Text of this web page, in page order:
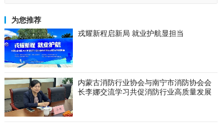
为您推荐
戎耀新程启新局 就业护航显担当
内蒙古消防行业协会与南宁市消防协会会
长李娜交流学习共促消防行业高质量发展